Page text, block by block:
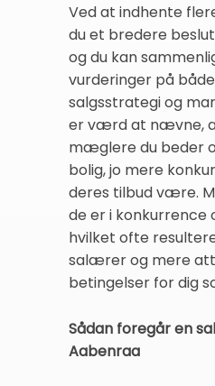
Ved at indhente
du et bredere
og du kan
vurderinger på
salgsstrategi og
er værd at nævne,
mæglere du beder
bolig, jo mere
deres tilbud være.
de er i konkurrence
hvilket ofte
salærer og mere
betingelser for dig
Sådan foregår en
Aabenraa